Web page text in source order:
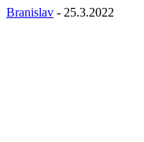
Branislav - 25.3.2022